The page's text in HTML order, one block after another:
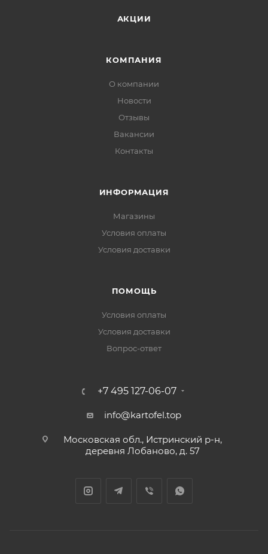
АКЦИИ
КОМПАНИЯ
О компании
Новости
Отзывы
Вакансии
Контакты
ИНФОРМАЦИЯ
Магазины
Условия оплаты
Условия доставки
ПОМОЩЬ
Условия оплаты
Условия доставки
Вопрос-ответ
+7 495 127-06-07
info@kartofel.top
Московская обл., Истринский р-н,
деревня Лобаново, д. 57